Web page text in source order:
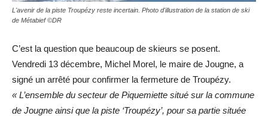
L'avenir de la piste Troupézy reste incertain. Photo d'illustration de la station de ski
de Métabief ©DR
C’est la question que beaucoup de skieurs se posent.
Vendredi 13 décembre, Michel Morel, le maire de Jougne, a
signé un arrêté pour confirmer la fermeture de Troupézy.
« L’ensemble du secteur de Piquemiette situé sur la commune
de Jougne ainsi que la piste ‘Troupézy’, pour sa partie située